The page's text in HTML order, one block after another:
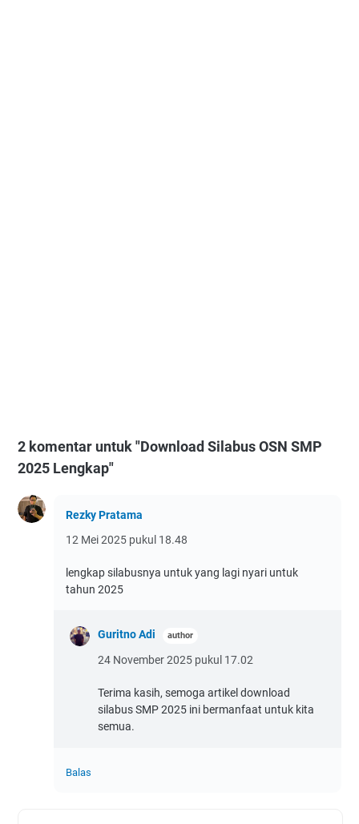
2 komentar untuk "Download Silabus OSN SMP
2025 Lengkap"
Rezky Pratama
12 Mei 2025 pukul 18.48
lengkap silabusnya untuk yang lagi nyari untuk
tahun 2025
Guritno Adi
24 November 2025 pukul 17.02
Terima kasih, semoga artikel download
silabus SMP 2025 ini bermanfaat untuk kita
semua.
Balas